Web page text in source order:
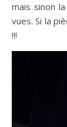
mais sinon
vues. Si la
!!!